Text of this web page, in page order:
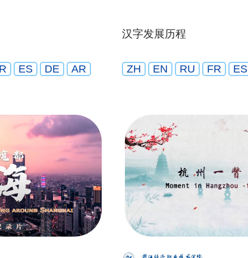
ES DE AR
汉字发展历程
ZH EN RU FR ES